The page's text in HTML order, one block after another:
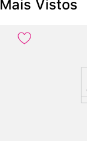
Mais Vistos